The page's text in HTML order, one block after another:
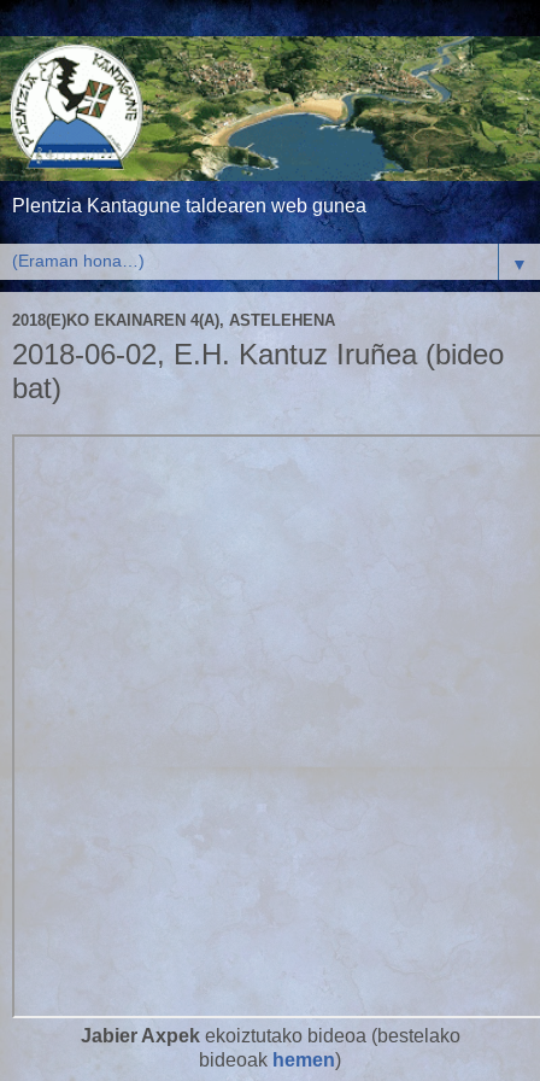
Plentzia Kantagune taldearen web gunea
▼
2018(E)KO EKAINAREN 4(A), ASTELEHENA
2018-06-02, E.H. Kantuz Iruñea (bideo
bat)
Jabier Axpekekoiztutako bideoa (bestelako
bideoak hemen)